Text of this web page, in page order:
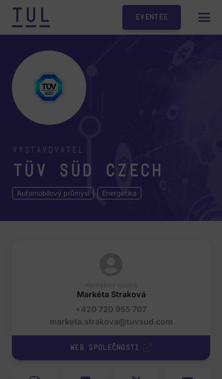
Eventee
Vystavovatel
TÜV SÜD Czech
Automobilový průmysl Energetika
Markéta Straková
+420 720 955 707
marketa.strakova@tuvsud.com
Web společnosti